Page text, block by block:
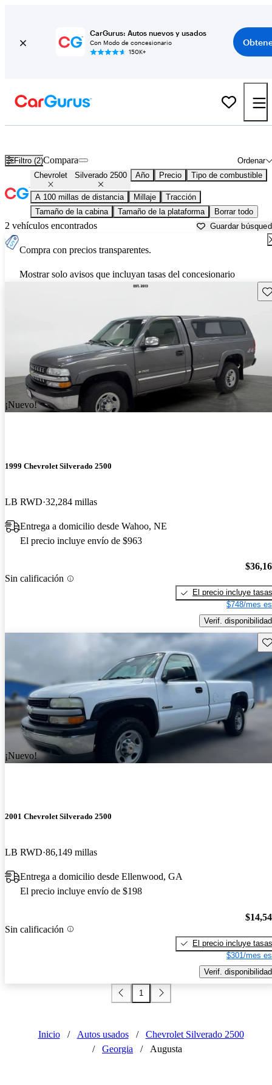
CarGurus: Autos nuevos y usados
Con Modo de concesionario
150K+
Filtro (2) Ordenar
Compara
Chevrolet Silverado 2500 Año Precio Tipo de combustible
A 100 millas de distancia Millaje
Tracción
Tamaño de la cabina
Tamaño de la plataforma Borrar todo
2 vehículos encontrados Guardar
Compra con precios transparentes.
Mostrar solo avisos que incluyan tasas del concesionario
¡Nuevo!
1999 Chevrolet Silverado 2500
LB RWD 32,284 millas
Entrega a domicilio desde Wahoo, NE
El precio incluye envío de $963
Sin calificación
El precio incluye tasas
$748/mes
Verif. disponibilidad
¡Nuevo!
2001 Chevrolet Silverado 2500
LB RWD 86,149 millas
Entrega a domicilio desde Ellenwood, GA
El precio incluye envío de $198
Sin calificación
El precio incluye tasas
$301/mes
Verif. disponibilidad
1
Inicio / Autos usados /
Chevrolet Silverado 2500
/
Georgia / Augusta